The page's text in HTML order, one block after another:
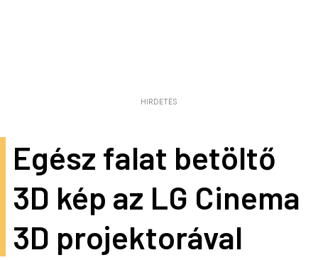
HIRDETÉS
Egész falat betöltő
3D kép az LG Cinema
3D projektorával